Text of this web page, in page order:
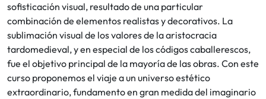
sofisticación visual, resultado de una particular
combinación de elementos realistas y decorativos. La
sublimación visual de los valores de la aristocracia
tardomedieval, y en especial de los códigos caballerescos,
fue el objetivo principal de la mayoría de las obras. Con este
curso proponemos el viaje a un universo estético
extraordinario, fundamento en gran medida del imaginario